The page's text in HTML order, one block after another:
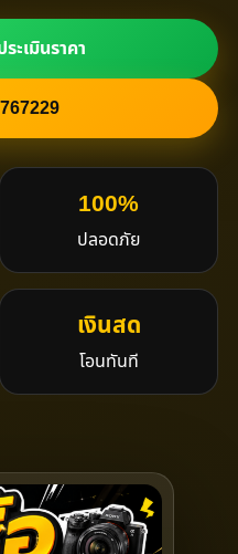
ะเมินราคา
100%
ปลอดภัย
เงินสด
โอนทันที